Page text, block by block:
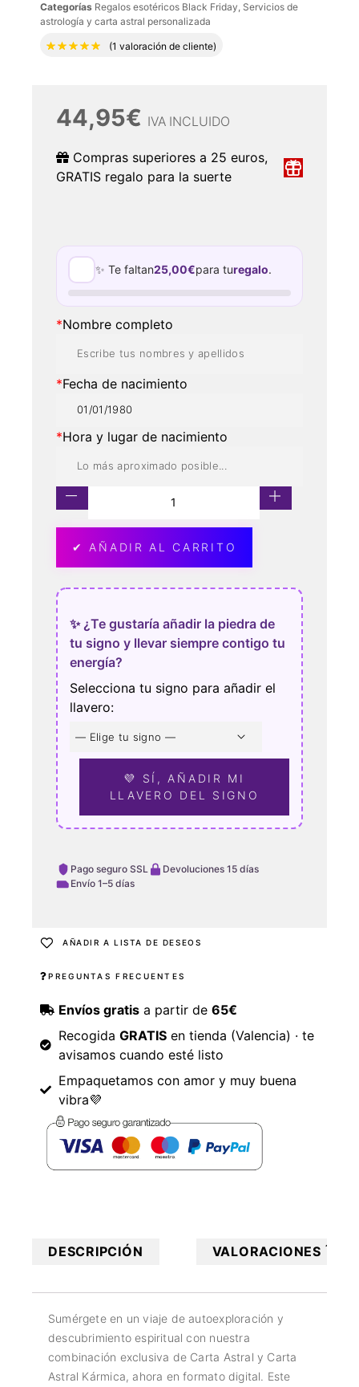
Categorías Regalos esotéricos Black Friday, Servicios de
astrología y carta astral personalizada
Valorado con5.00de 5 en base a
(1 valoración de cliente)
44,95€ IVA INCLUIDO
Compras superiores a 25 euros,
GRATIS regalo para la suerte
✨ Te faltan25,00€para turegalo.
*Nombre completo
*Fecha de nacimiento
*Hora y lugar de nacimiento
✔ AÑADIR AL CARRITO
✨ ¿Te gustaría añadir la piedra de
tu signo y llevar siempre contigo tu
energía?
Selecciona tu signo para añadir el
llavero:
💜 SÍ, AÑADIR MI
LLAVERO DEL SIGNO
Pago seguro SSL
Devoluciones 15 días
Envío 1–5 días
AÑADIR A LISTA DE DESEOS
PREGUNTAS FRECUENTES
Envíos gratisa partir de 65€
Recogida GRATISen tienda (Valencia) · te
avisamos cuando esté listo
Empaquetamos con amor y muy buena
vibra💜
DESCRIPCIÓN VALORACIONES 1
Sumérgete en un viaje de autoexploración y
descubrimiento espiritual con nuestra
combinación exclusiva de Carta Astral y Carta
Astral Kármica, ahora en formato digital. Este